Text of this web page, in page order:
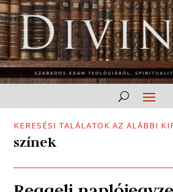
KERESÉSI TALÁLATOK AZ ALÁBBI
színek